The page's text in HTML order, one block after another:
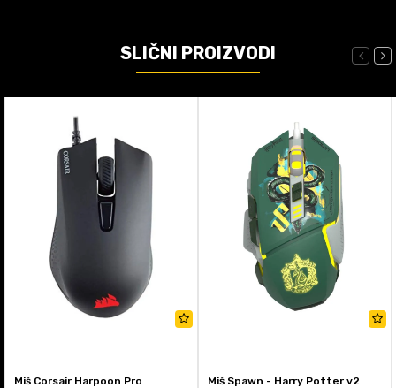
SLIČNI PROIZVODI
Miš Corsair Harpoon Pro Miš Spawn - Harry Potter v2